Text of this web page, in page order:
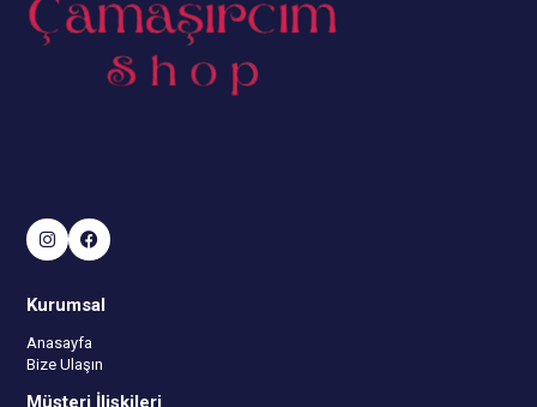
Kurumsal
Anasayfa
Bize Ulaşın
Müşteri İlişkileri